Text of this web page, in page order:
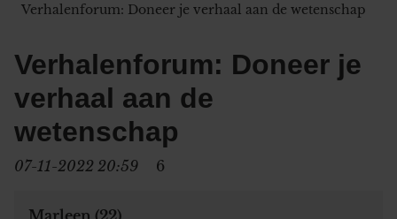
Verhalenforum: Doneer je verhaal aan de wetenschap
Verhalenforum: Doneer je
verhaal aan de
wetenschap
07-11-2022 20:59 6
Marleen (22)